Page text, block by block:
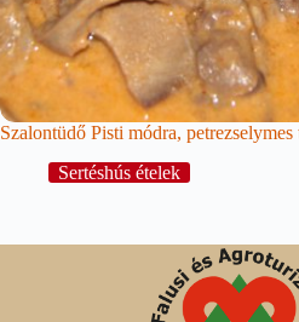
Szalontüdő Pisti módra,
Sertéshús ételek